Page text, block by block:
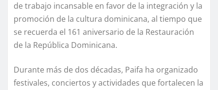
de trabajo incansable en favor de la integración y la
promoción de la cultura dominicana, al tiempo que
se recuerda el 161 aniversario de la Restauración
de la República Dominicana.
Durante más de dos décadas, Paifa ha organizado
festivales, conciertos y actividades que fortalecen la